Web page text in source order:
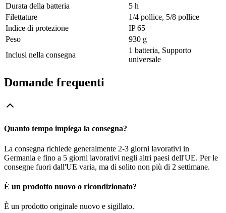
Durata della batteria
5 h
Filettature
1/4 pollice, 5/8 pollice
Indice di protezione
IP 65
Peso
930 g
Inclusi nella consegna
1 batteria, Supporto
universale
Domande frequenti
Quanto tempo impiega la consegna?
La consegna richiede generalmente 2-3 giorni lavorativi in
Germania e fino a 5 giorni lavorativi negli altri paesi dell'UE. Per le
consegne fuori dall'UE varia, ma di solito non più di 2 settimane.
È un prodotto nuovo o ricondizionato?
È un prodotto originale nuovo e sigillato.